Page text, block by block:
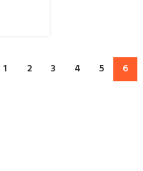
1 2 3 4 5 6